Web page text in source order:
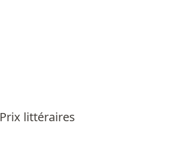
Prix littéraires